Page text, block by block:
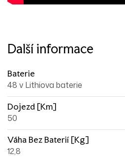
Další informace
Baterie
48 v Lithiova baterie
Dojezd [km]
50
Váha Bez Baterií [kg]
12,8